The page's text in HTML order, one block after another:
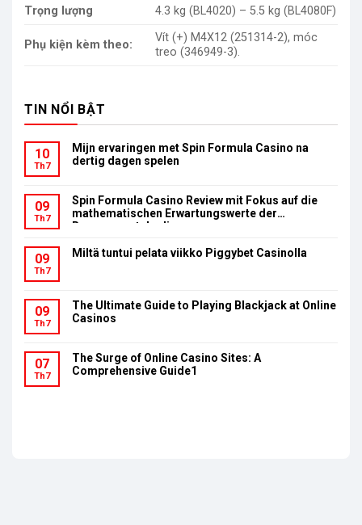
Trọng lượng
4.3 kg (BL4020) – 5.5 kg (BL4080F)
Phụ kiện kèm theo:
Vít (+) M4X12 (251314-2), móc
treo (346949-3).
TIN NỔI BẬT
10
Th7
Mijn ervaringen met Spin Formula Casino na
dertig dagen spelen
09
Th7
Spin Formula Casino Review mit Fokus auf die
mathematischen Erwartungswerte der
Bonusumsatzbedingungen
09
Th7
Miltä tuntui pelata viikko Piggybet Casinolla
09
Th7
The Ultimate Guide to Playing Blackjack at Online
Casinos
07
Th7
The Surge of Online Casino Sites: A
Comprehensive Guide1